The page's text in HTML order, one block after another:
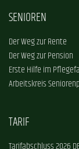
SENIOREN
Der Weg zur Rente
Der Weg zur Pension
Erste Hilfe im
Arbeitskreis
TARIF